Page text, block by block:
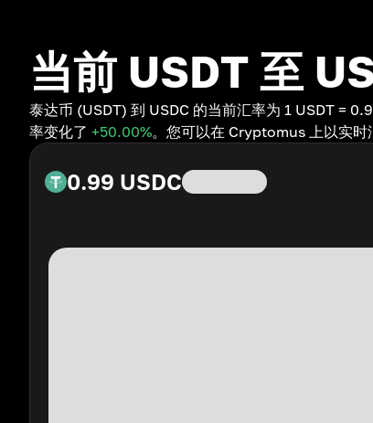
当前 USDT 至
泰达币 (USDT) 到 USDC 的当前汇率为 1 USDT =
率变化了 +50.00%。您可以在 Cryptomus 上以实时
0.99 USDC